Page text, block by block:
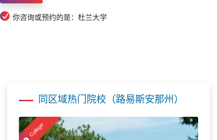
你咨询或预约的是：杜兰大学
同区域热门院校（路易斯安那州）
College